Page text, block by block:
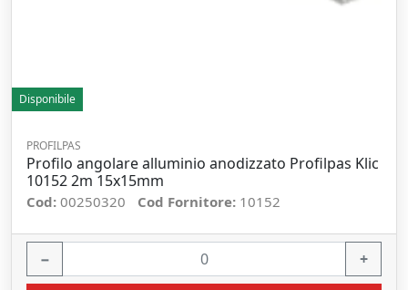
Disponibile
PROFILPAS
Profilo angolare alluminio anodizzato Profilpas Klic
10152 2m 15x15mm
Cod: 00250320 Cod Fornitore: 10152
− +